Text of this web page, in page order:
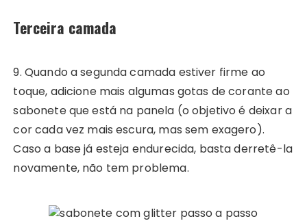
Terceira camada
9. Quando a segunda camada estiver firme ao
toque, adicione mais algumas gotas de corante ao
sabonete que está na panela (o objetivo é deixar a
cor cada vez mais escura, mas sem exagero).
Caso a base já esteja endurecida, basta derretê-la
novamente, não tem problema.